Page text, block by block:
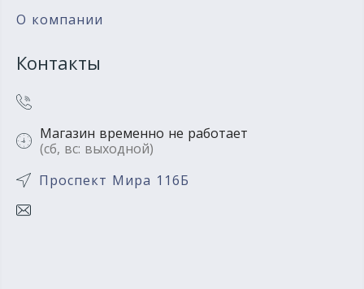
О компании
Контакты
Магазин временно не работает
(сб, вс: выходной)
Проспект Мира 116Б